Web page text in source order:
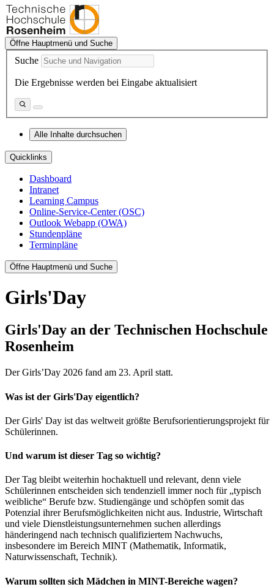
Öffne Hauptmenü und Suche
Suche
Die Ergebnisse werden bei Eingabe aktualisiert
Alle Inhalte durchsuchen
Quicklinks
Dashboard
Intranet
Learning Campus
Online-Service-Center (OSC)
Outlook Webapp (OWA)
Stundenpläne
Terminpläne
Öffne Hauptmenü und Suche
Girls'Day
Girls'Day an der Technischen Hochschule
Rosenheim
Der Girls’Day 2026 fand am 23. April statt.
Was ist der Girls'Day eigentlich?
Der Girls' Day ist das weltweit größte Berufsorientierungsprojekt für
Schülerinnen.
Und warum ist dieser Tag so wichtig?
Der Tag bleibt weiterhin hochaktuell und relevant, denn viele
Schülerinnen entscheiden sich tendenziell immer noch für „typisch
weibliche“ Berufe bzw. Studiengänge und schöpfen somit das
Potenzial ihrer Berufsmöglichkeiten nicht aus. Industrie, Wirtschaft
und viele Dienstleistungsunternehmen suchen allerdings
händeringend nach technisch qualifiziertem Nachwuchs,
insbesondere im Bereich MINT (Mathematik, Informatik,
Naturwissenschaft, Technik).
Warum sollten sich Mädchen in MINT-Bereiche wagen?